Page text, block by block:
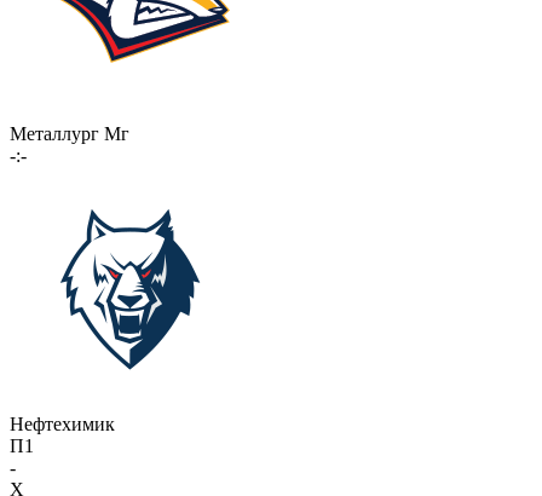
Металлург Мг
-:-
Нефтехимик
П1
-
X